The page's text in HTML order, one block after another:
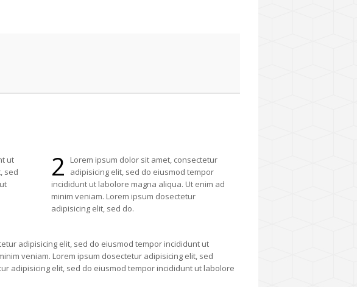
ut
sed
2
Lorem ipsum dolor sit amet, consectetur
adipisicing elit, sed do eiusmod tempor
incididunt ut labolore magna aliqua. Ut enim ad
minim veniam. Lorem ipsum dosectetur
adipisicing elit, sed do.
adipisicing elit, sed do eiusmod tempor incididunt ut
veniam. Lorem ipsum dosectetur adipisicing elit, sed
adipisicing elit, sed do eiusmod tempor incididunt ut labolore